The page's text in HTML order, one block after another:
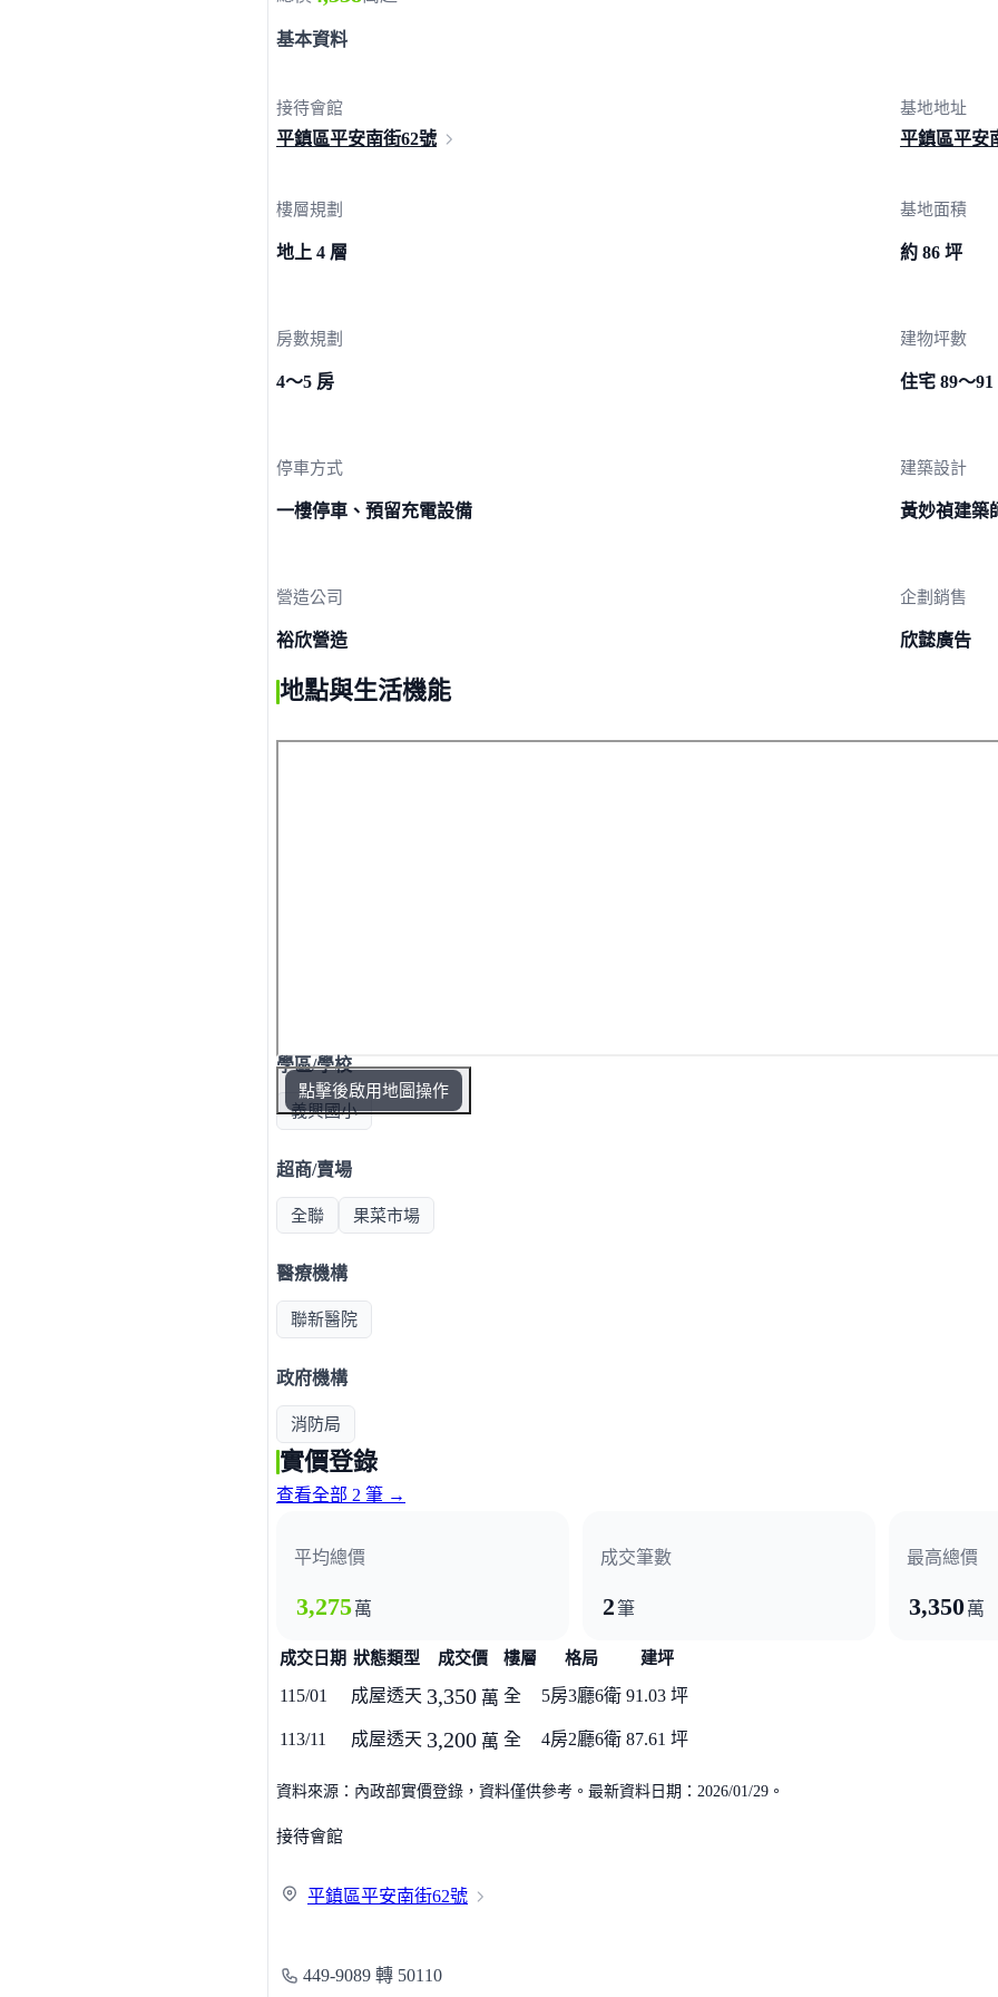
基本資料
接待會館
平鎮區平安南街62號
基地地址
平鎮區平安
樓層規劃
地上 4 層
基地面積
約 86 坪
房數規劃
4～5 房
建物坪數
住宅 89～91
停車方式
一樓停車、預留充電設備
建築設計
黃妙禎建築
營造公司
裕欣營造
企劃銷售
欣懿廣告
地點與生活機能
點擊後啟用地圖操作
學區/學校
義興國小
超商/賣場
全聯 果菜市場
醫療機構
聯新醫院
政府機構
消防局
實價登錄
查看全部 2 筆 →
平均總價
3,275萬
成交筆數
2筆
最高總價
3,350萬
成交日期 狀態類型 成交價 樓層 格局 建坪
115/01 成屋透天 3,350 萬 全 5房3廳6衛 91.03 坪
113/11 成屋透天 3,200 萬 全 4房2廳6衛 87.61 坪
資料來源：內政部實價登錄，資料僅供參考。最新資料日期：2026/01/29。
接待會館
平鎮區平安南街62號
449-9089 轉 50110